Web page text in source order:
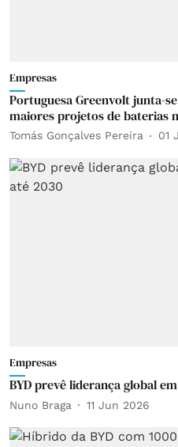
Empresas
Portuguesa Greenvolt junta-
maiores projetos de baterias
Tomás Gonçalves Pereira 01
Empresas
BYD prevê liderança global
Nuno Braga 11 Jun 2026